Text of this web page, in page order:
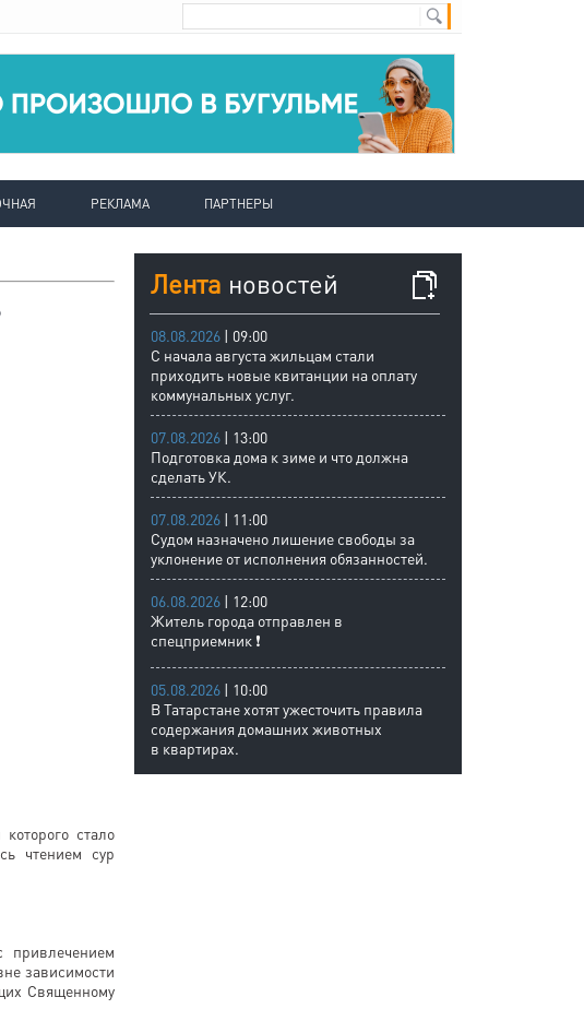
РЕКЛАМА ПАРТНЕРЫ
стало
чтением сур
зависимости
Священному
Лента новостей
08.08.2026 | 09:00
С начала августа жильцам стали
приходить новые квитанции на оплату
коммунальных услуг.
07.08.2026 | 13:00
Подготовка дома к зиме и что должна
сделать УК.
07.08.2026 | 11:00
Судом назначено лишение свободы за
уклонение от исполнения обязанностей.
06.08.2026 | 12:00
Житель города отправлен в
спецприемник ❗
05.08.2026 | 10:00
В Татарстане хотят ужесточить правила
содержания домашних животных
в квартирах.